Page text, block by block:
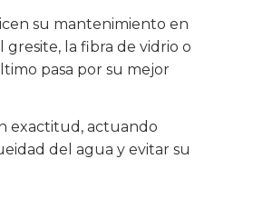
su mantenimiento en
la fibra de vidrio o
pasa por su mejor
exactitud, actuando
del agua y evitar su